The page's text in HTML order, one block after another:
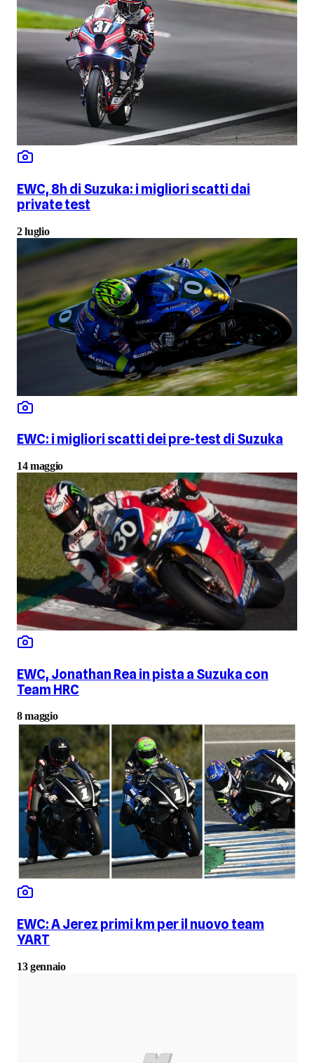
EWC, 8h di Suzuka: i migliori scatti dai
private test
2 luglio
EWC: i migliori scatti dei pre-test di Suzuka
14 maggio
EWC, Jonathan Rea in pista a Suzuka con
Team HRC
8 maggio
EWC: A Jerez primi km per il nuovo team
YART
13 gennaio